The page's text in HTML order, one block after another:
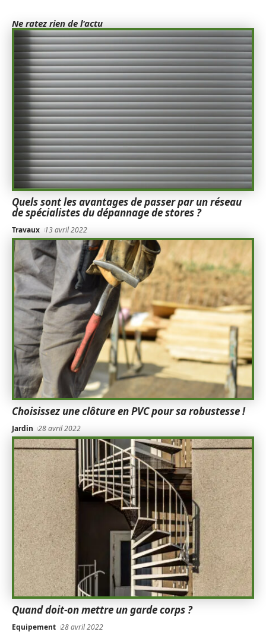
Ne ratez rien de l'actu
Quels sont les avantages de passer par un réseau
de spécialistes du dépannage de stores ?
Travaux 13 avril 2022
Choisissez une clôture en PVC pour sa robustesse !
Jardin 28 avril 2022
Quand doit-on mettre un garde corps ?
Equipement 28 avril 2022